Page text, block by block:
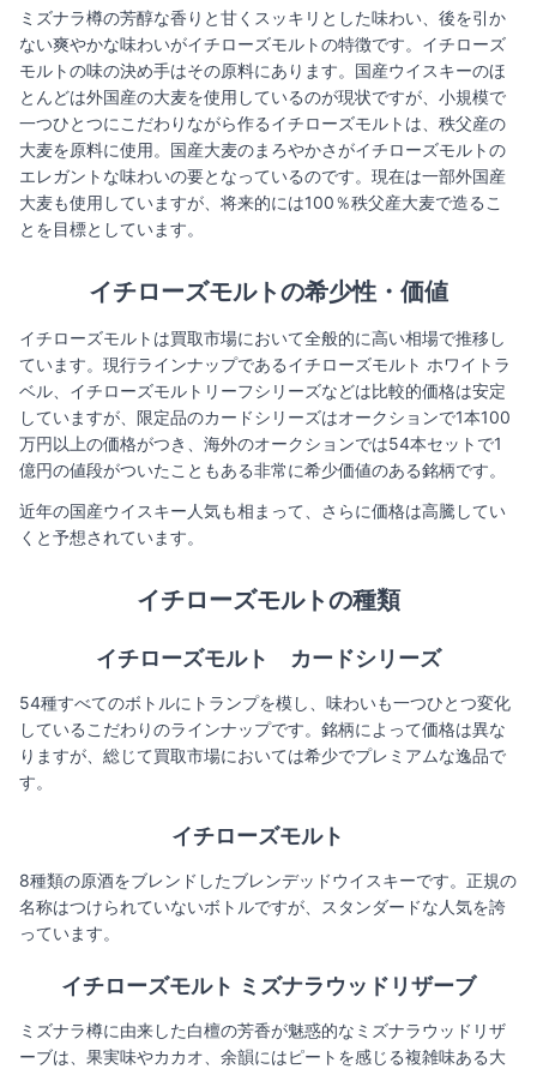
ミズナラ樽の芳醇な香りと甘くスッキリとした味わい、後を引か
ない爽やかな味わいがイチローズモルトの特徴です。イチローズ
モルトの味の決め手はその原料にあります。国産ウイスキーのほ
とんどは外国産の大麦を使用しているのが現状ですが、小規模で
一つひとつにこだわりながら作るイチローズモルトは、秩父産の
大麦を原料に使用。国産大麦のまろやかさがイチローズモルトの
エレガントな味わいの要となっているのです。現在は一部外国産
大麦も使用していますが、将来的には100％秩父産大麦で造るこ
とを目標としています。
イチローズモルトの希少性・価値​
イチローズモルトは買取市場において全般的に高い相場で推移し
ています。現行ラインナップであるイチローズモルト ホワイトラ
ベル、イチローズモルトリーフシリーズなどは比較的価格は安定
していますが、限定品のカードシリーズはオークションで1本100
万円以上の価格がつき、海外のオークションでは54本セットで1
億円の値段がついたこともある非常に希少価値のある銘柄です。
近年の国産ウイスキー人気も相まって、さらに価格は高騰してい
くと予想されています。
イチローズモルトの種類
イチローズモルト カードシリーズ
54種すべてのボトルにトランプを模し、味わいも一つひとつ変化
しているこだわりのラインナップです。銘柄によって価格は異な
りますが、総じて買取市場においては希少でプレミアムな逸品で
す。
イチローズモルト
8種類の原酒をブレンドしたブレンデッドウイスキーです。正規の
名称はつけられていないボトルですが、スタンダードな人気を誇
っています。
イチローズモルト ミズナラウッドリザーブ
ミズナラ樽に由来した白檀の芳香が魅惑的なミズナラウッドリザ
ーブは、果実味やカカオ、余韻にはピートを感じる複雑味ある大